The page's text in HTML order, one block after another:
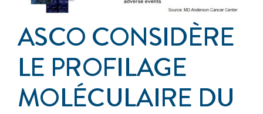
À propos
ASCO CONSIDÈRE
LE PROFILAGE
MOLÉCULAIRE DU